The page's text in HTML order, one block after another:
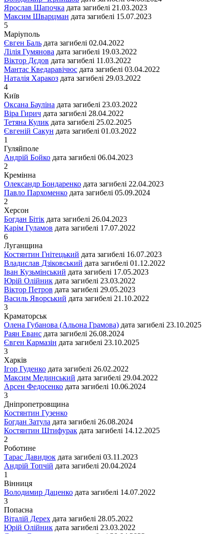
Ярослав Шапочка дата загибелі 21.03.2023
Максим Шварцман дата загибелі 15.07.2023
5
Маріуполь
Євген Баль дата загибелі 02.04.2022
Лілія Гумянова дата загибелі 19.03.2022
Віктор Дєдов дата загибелі 11.03.2022
Мантас Кведаравічюс дата загибелі 03.04.2022
Наталія Харакоз дата загибелі 29.03.2022
4
Київ
Оксана Бауліна дата загибелі 23.03.2022
Віра Гирич дата загибелі 28.04.2022
Тетяна Кулик дата загибелі 25.02.2025
Євгеній Сакун дата загибелі 01.03.2022
1
Гуляйполе
Андрій Бойко дата загибелі 06.04.2023
2
Кремінна
Олександр Бондаренко дата загибелі 22.04.2023
Павло Пархоменко дата загибелі 05.09.2024
2
Херсон
Богдан Бітік дата загибелі 26.04.2023
Карім Гуламов дата загибелі 17.07.2022
6
Луганщина
Костянтин Гнітецький дата загибелі 16.07.2023
Владислав Дзіковський дата загибелі 01.12.2022
Іван Кузьмінський дата загибелі 17.05.2023
Юрій Олійник дата загибелі 23.03.2022
Віктор Петров дата загибелі 29.05.2023
Василь Яворський дата загибелі 21.10.2022
3
Краматорськ
Олена Губанова (Альона Грамова) дата загибелі 23.10.2025
Раян Еванс дата загибелі 26.08.2024
Євген Кармазін дата загибелі 23.10.2025
3
Харків
Ігор Гуденко дата загибелі 26.02.2022
Максим Мединський дата загибелі 29.04.2022
Арсен Федосенко дата загибелі 10.06.2024
3
Дніпропетровщина
Костянтин Гузенко
Богдан Затула дата загибелі 26.08.2024
Костянтин Штифурак дата загибелі 14.12.2025
2
Роботине
Тарас Давидюк дата загибелі 03.11.2023
Андрій Топчій дата загибелі 20.04.2024
1
Вінниця
Володимир Даценко дата загибелі 14.07.2022
3
Попасна
Віталій Дерех дата загибелі 28.05.2022
Юрій Олійник дата загибелі 23.03.2022